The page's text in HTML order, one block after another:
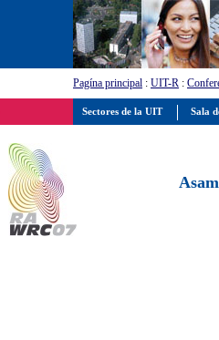
Pagína principal : UIT-R :
Sectores de la UIT Sala